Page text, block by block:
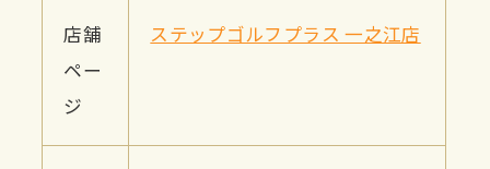
店舗
ペー
ジ
ステップゴルフプラス 一之江店